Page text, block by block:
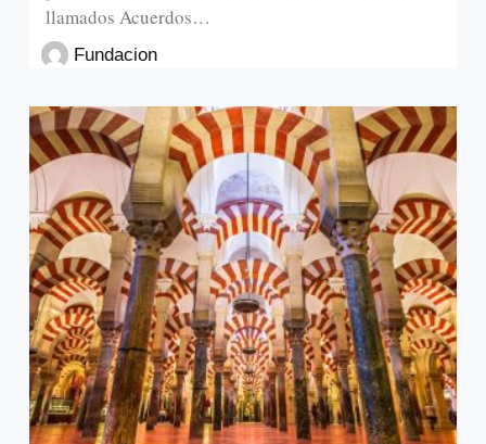
llamados Acuerdos…
Fundacion